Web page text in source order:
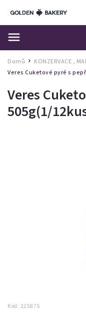
Domů / KONZERVACE ,
Veres Cuketové pyré s
Veres
505g(1/
Kód: 22587S